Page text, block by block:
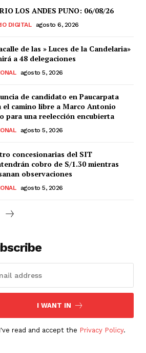
LOS ANDES PUNO: 06/08/26
DIGITAL agosto 6, 2026
de las » Luces de la Candelaria»
a 48 delegaciones
agosto 5, 2026
de candidato en Paucarpata
el camino libre a Marco Antonio
para una reelección encubierta
agosto 5, 2026
concesionarias del SIT
cobro de S/1.30 mientras
observaciones
agosto 5, 2026
I WANT IN
read and accept the Privacy Policy.